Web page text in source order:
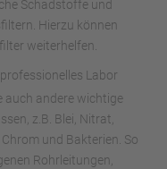
Schadstoffe und
Hierzu können
weiterhelfen.
Labor
auch andere wichtige
z.B. Blei, Nitrat,
und Bakterien. So
Rohrleitungen,